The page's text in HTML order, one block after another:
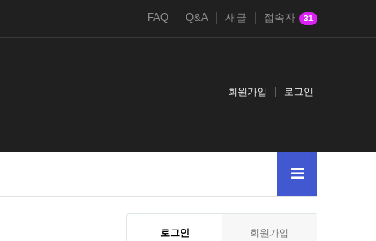
FAQ Q&A 새글 접속자 31
회원가입 로그인
로그인 회원가입